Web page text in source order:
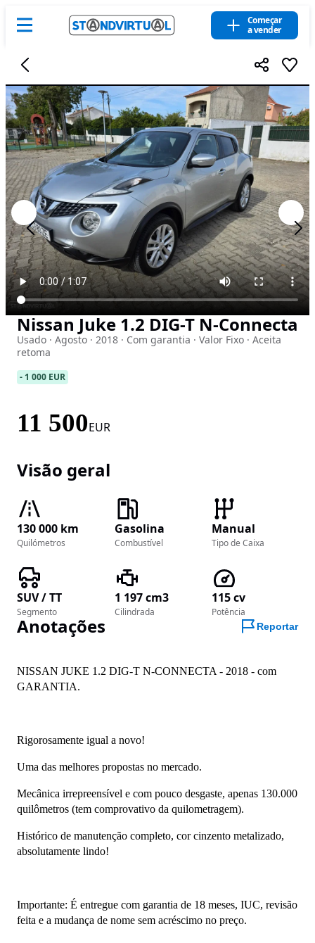
Começar
a vender
Imagem 1 de 38
Nissan Juke 1.2 DIG-T N-Connecta
Usado · Agosto · 2018 · Com garantia · Valor Fixo · Aceita
retoma
- 1 000 EUR
11 500EUR
Visão geral
130 000 km
Quilómetros
Gasolina
Combustível
Manual
Tipo de Caixa
SUV / TT
Segmento
1 197 cm3
Cilindrada
115 cv
Potência
Anotações Reportar
NISSAN JUKE 1.2 DIG-T N-CONNECTA - 2018 - com
GARANTIA.
Rigorosamente igual a novo!
Uma das melhores propostas no mercado.
Mecânica irrepreensível e com pouco desgaste, apenas 130.000
quilômetros (tem comprovativo da quilometragem).
Histórico de manutenção completo, cor cinzento metalizado,
absolutamente lindo!
Importante: É entregue com garantia de 18 meses, IUC, revisão
feita e a mudança de nome sem acréscimo no preço.